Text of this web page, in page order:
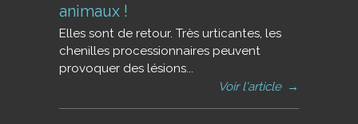
animaux !
Elles sont de retour. Très urticantes, les
chenilles processionnaires peuvent
provoquer des lésions...
Voir l'article →